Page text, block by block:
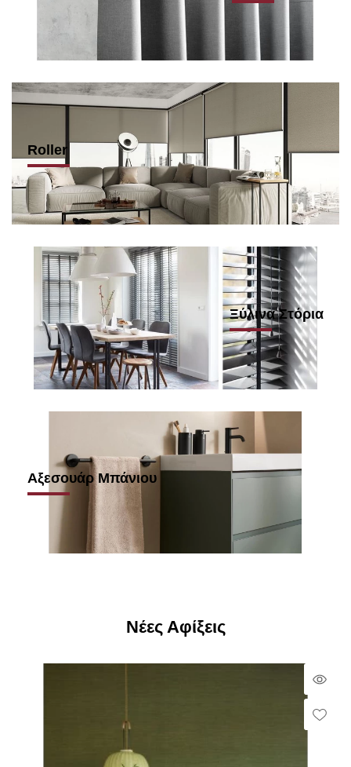
Roller
Ξύλινα Στόρια
Αξεσουάρ Μπάνιου
Νέες Αφίξεις